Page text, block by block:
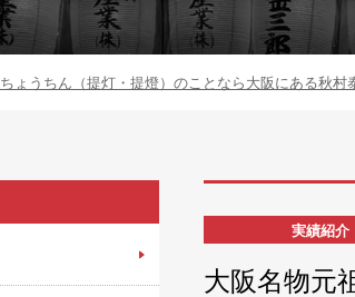
ょうちん（提灯・提燈）のことなら大阪にある秋村
実績紹介
大阪名物元